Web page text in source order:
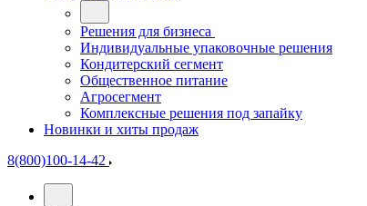
Решения для бизнеса
Индивидуальные упаковочные решения
Кондитерский сегмент
Общественное питание
Агросегмент
Комплексные решения под запайку
Новинки и хиты продаж
8(800)100-14-42